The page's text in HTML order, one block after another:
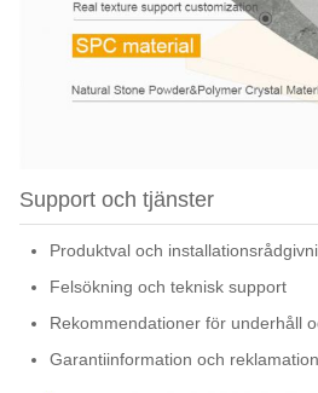
Support och tjänster
Produktval och
Felsökning och teknisk support
Rekommendationer för underhåll
Garantiinformation och